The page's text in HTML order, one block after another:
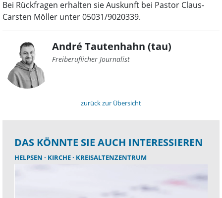
Bei Rückfragen erhalten sie Auskunft bei Pastor Claus-
Carsten Möller unter 05031/9020339.
André Tautenhahn (tau)
Freiberuflicher Journalist
zurück zur Übersicht
DAS KÖNNTE SIE AUCH INTERESSIEREN
HELPSEN KIRCHE KREISALTENZENTRUM